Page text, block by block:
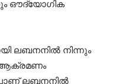
ഔദ്യോഗിക
ലബനനില്‍ നിന്നും
ലബനനില്‍